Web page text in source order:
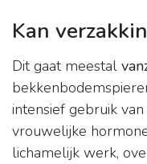
Kan
Dit gaat meestal
intensief gebruik
vrouwelijke
lichamelijk werk,